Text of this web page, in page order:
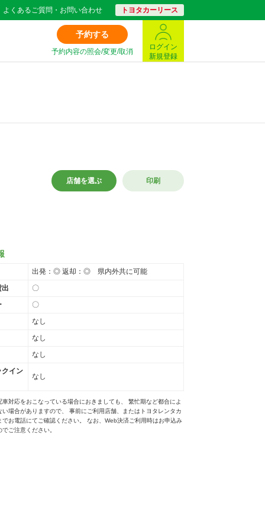
よくあるご質問・お問い合わせ トヨタカーリース
予約する
予約内容の照会/変更/取消
ログイン
新規登録
店舗を選ぶ 印刷
出発：◎ 返却：◎ 県内外共に可能
出
〇
〇
なし
なし
なし
クイン
なし
対応をおこなっている場合におきましても、 繁忙期など都合によ
い場合がありますので、 事前にご利用店舗、またはトヨタレンタカ
でお電話にてご確認ください。 なお、Web決済ご利用時はお申込み
ご注意ください。